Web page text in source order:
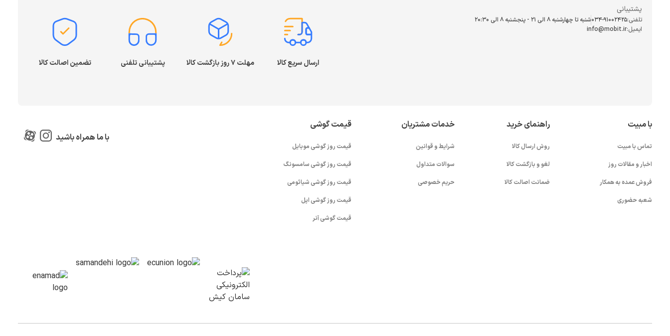
پشتیبانی
تلفنی:034-91002425شنبه تا چهارشنبه ۸ الی ۲۱ - پنجشنبه 8 الی ۲۰:۳۰
ایمیل:info@mobit.ir
ارسال سریع کالا مهلت ۷ روز بازگشت کالا پشتیبانی تلفنی تضمین اصالت کالا
با مبیت
تماس با مبیت
اخبار و مقالات روز
فروش عمده به همکار
شعبه حضوری
راهنمای خرید
روش ارسال کالا
لغو و بازگشت کالا
ضمانت اصالت کالا
خدمات مشتریان
شرایط و قوانین
سوالات متداول
حریم خصوصی
قیمت گوشی
قیمت روز گوشی موبایل
قیمت روز گوشی سامسونگ
قیمت روز گوشی شیائومی
قیمت روز گوشی اپل
قیمت گوشی آنر
با ما همراه باشید